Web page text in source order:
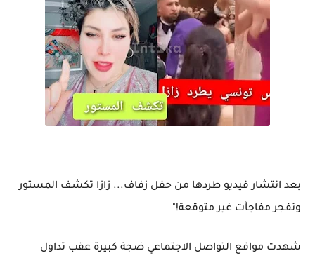
بعد انتشار فيديو طردها من حفل زفاف... زازا تكشف المستور
وتفجر مفاجآت غير متوقعة!"
شهدت مواقع التواصل الاجتماعي ضجة كبيرة عقب تداول